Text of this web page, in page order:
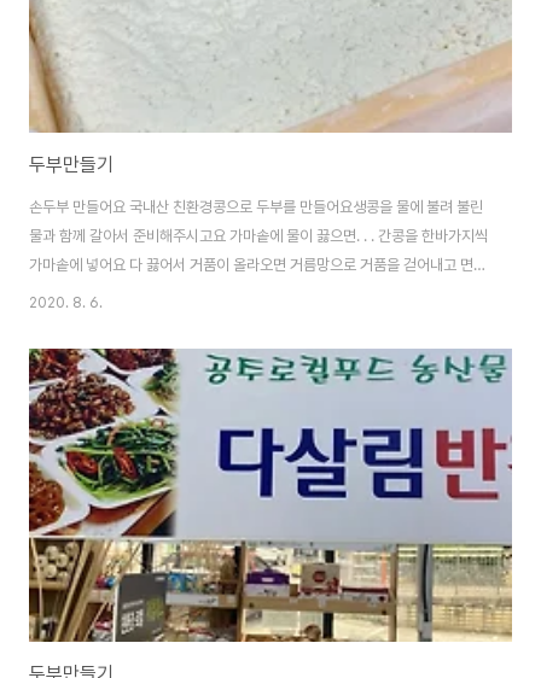
두부만들기
손두부 만들어요 국내산 친환경콩으로 두부를 만들어요생콩을 물에 불려 불린
물과 함께 갈아서 준비해주시고요 가마솥에 물이 끓으면. . . 간콩을 한바가지씩
가마솥에 넣어요 다 끓어서 거품이 올라오면 거름망으로 거품을 걷어내고 면포
에 넣어 콩물만 빼주고 간수를 넣고 뚜껑을 덮어 뜸드리면 약5분정도 맛있는
판이 나왔습니다. 이것이 다살림표 국내산 친환경콩으로 많든 손두부입니다.
2020. 8. 6.